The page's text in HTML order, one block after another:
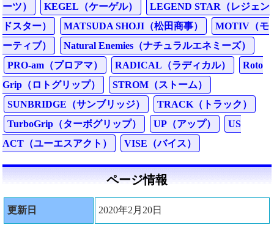
ーツ）
KEGEL（ケーゲル）
LEGEND STAR（レジェン
ドスター）
MATSUDA SHOJI（松田商事）
MOTIV（モ
ーティブ）
Natural Enemies（ナチュラルエネミーズ）
PRO-am（プロアマ）
RADICAL（ラディカル）
Roto
Grip（ロトグリップ）
STROM（ストーム）
SUNBRIDGE（サンブリッジ）
TRACK（トラック）
TurboGrip（ターボグリップ）
UP（アップ）
US
ACT（ユーエスアクト）
VISE（バイス）
ページ情報
更新日 2020年2月20日